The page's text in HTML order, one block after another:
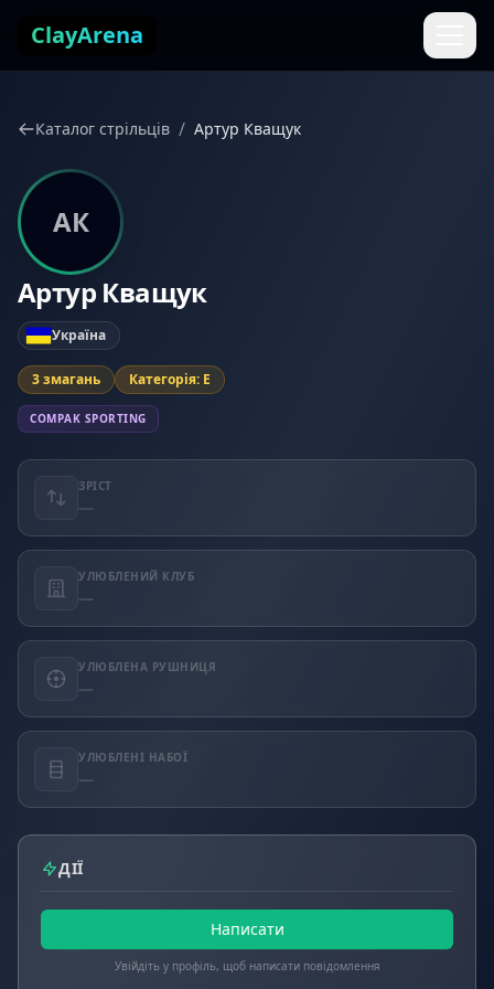
ClayArena
Каталог стрільців / Артур Кващук
АК
Артур Кващук
Україна
3 змагань Категорія: E
COMPAK SPORTING
ЗРІСТ
—
УЛЮБЛЕНИЙ КЛУБ
—
УЛЮБЛЕНА РУШНИЦЯ
—
УЛЮБЛЕНІ НАБОЇ
—
ДІЇ
Написати
Увійдіть у профіль, щоб написати повідомлення